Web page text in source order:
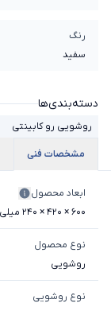
رنگ
سفید
دسته‌بندی‌ها
روشویی رو کابینتی
مشخصات فنی
ابعاد محصول
600 × 420 × 240 میلی‌متر
نوع محصول
روشویی
نوع روشویی